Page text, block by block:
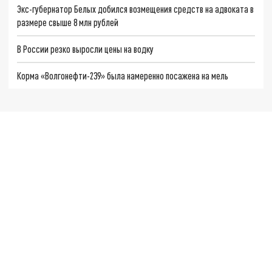
Экс-губернатор Белых добился возмещения средств на адвоката в
размере свыше 8 млн рублей
В России резко выросли цены на водку
Корма «Волгонефти-239» была намеренно посажена на мель